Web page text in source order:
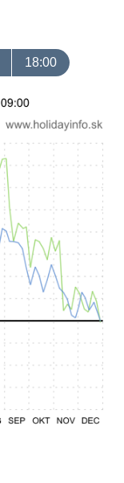
18:00